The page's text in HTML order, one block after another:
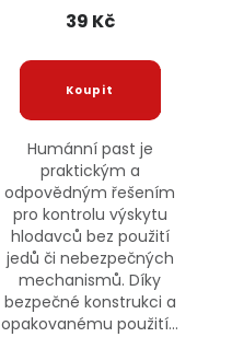
39 Kč
Humánní past je
praktickým a
odpovědným řešením
pro kontrolu výskytu
hlodavců bez použití
jedů či nebezpečných
mechanismů. Díky
bezpečné konstrukci a
opakovanému použití...